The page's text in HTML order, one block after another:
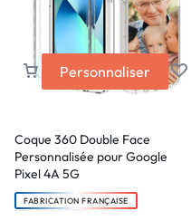
Personnaliser
Coque 360 Double Face
Personnalisée pour Google
Pixel 4A 5G
FABRICATION FRANÇAISE